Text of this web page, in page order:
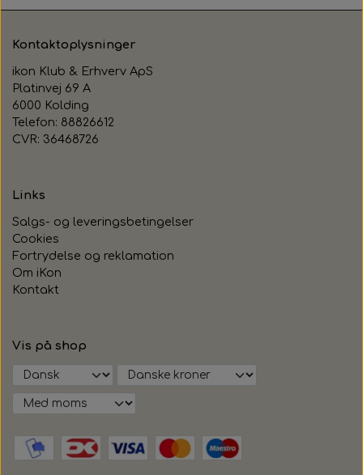
Kontaktoplysninger
ikon Klub & Erhverv ApS
Platinvej 69 A
6000 Kolding
Telefon: 88826612
CVR: 36468726
Links
Salgs- og leveringsbetingelser
Cookies
Fortrydelse og reklamation
Om iKon
Kontakt
Vis på shop